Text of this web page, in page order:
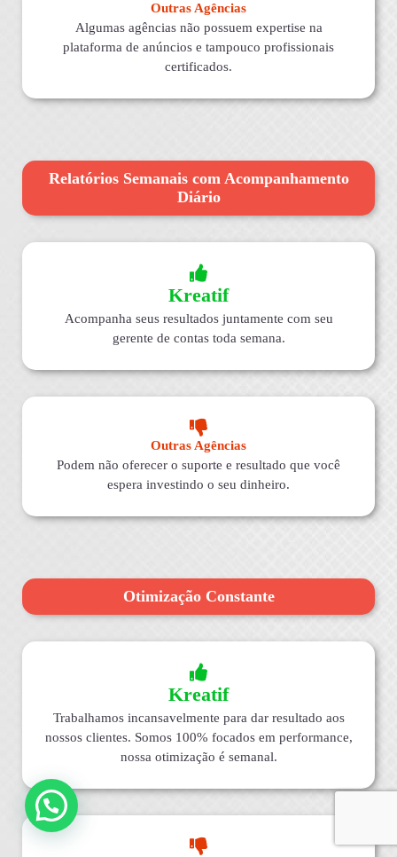
Outras Agências
Algumas agências não possuem expertise na
plataforma de anúncios e tampouco profissionais
certificados.
Relatórios Semanais com Acompanhamento
Diário
Kreatif
Acompanha seus resultados juntamente com seu
gerente de contas toda semana.
Outras Agências
Podem não oferecer o suporte e resultado que você
espera investindo o seu dinheiro.
Otimização Constante
Kreatif
Trabalhamos incansavelmente para dar resultado aos
nossos clientes. Somos 100% focados em performance,
nossa otimização é semanal.